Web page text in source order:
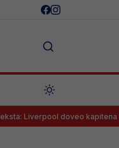
doveo kapitena Barcelone!